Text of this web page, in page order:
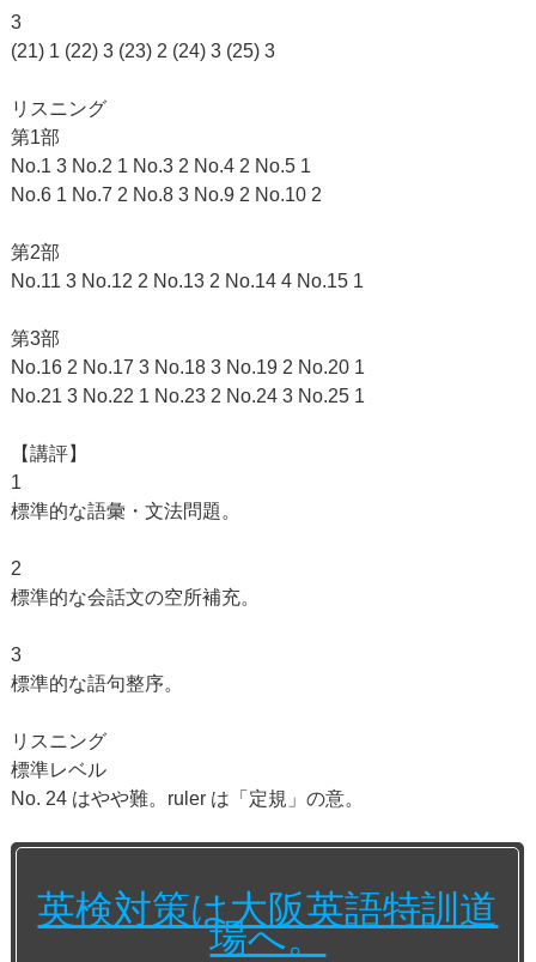
3
(21) 1 (22) 3 (23) 2 (24) 3 (25) 3
リスニング
第1部
No.1 3 No.2 1 No.3 2 No.4 2 No.5 1
No.6 1 No.7 2 No.8 3 No.9 2 No.10 2
第2部
No.11 3 No.12 2 No.13 2 No.14 4 No.15 1
第3部
No.16 2 No.17 3 No.18 3 No.19 2 No.20 1
No.21 3 No.22 1 No.23 2 No.24 3 No.25 1
【講評】
1
標準的な語彙・文法問題。
2
標準的な会話文の空所補充。
3
標準的な語句整序。
リスニング
標準レベル
No. 24 はやや難。ruler は「定規」の意。
英検対策は大阪英語特訓道
場へ。